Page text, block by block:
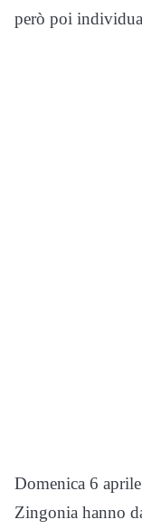
però poi
Domenica 6
Zingonia hanno